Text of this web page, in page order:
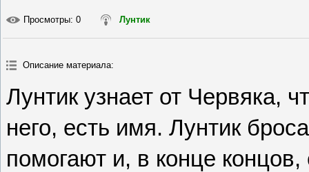
Просмотры: 0 Лунтик
Описание материала:
Лунтик узнает от Червяка,
него, есть имя. Лунтик
помогают и, в конце